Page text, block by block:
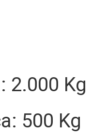
2.000 Kg
500 Kg